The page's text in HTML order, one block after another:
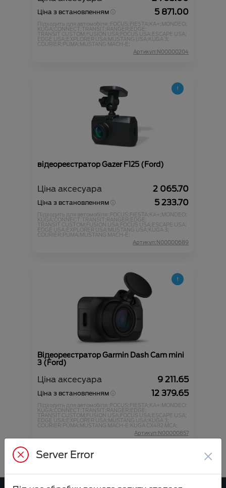
Ціна з встановленням 5 871.00
Підходить для автомобіля :FOCUS;FIESTA;KA+;MONDEO;
KUGA;CONNECT;TRANSIT;RANGER;EDGE;
TRANSIT CUSTOM;FUSION USA;FOCUS USA;ESCAPE USA;
EDGE USA;EXPLORER USA;MUSTANG USA;KUGA 3;
COURIER;PUMA;MUSTANG MACH-E;
Артикул:N00000204
відеореєстратор Gazer F125 (Ford)
Ціна аксесуара 2 065.70
Ціна з встановленням 5 233.70
Підходить для автомобіля :FOCUS;FIESTA;KA+;MONDEO;
KUGA;CONNECT;TRANSIT;RANGER;EDGE;
TRANSIT CUSTOM;FUSION USA;FOCUS USA;ESCAPE USA;
EDGE USA;EXPLORER USA;MUSTANG USA;KUGA 3;
COURIER;PUMA;MUSTANG MACH-E;
Артикул:N00000689
Відеореєстратор Garmin Dash Cam mini
3 (Ford)
Ціна аксесуара 9 211.65
Ціна з встановленням 12 379.65
Підходить для автомобіля :FOCUS;FIESTA;KA+;MONDEO;
KUGA;CONNECT;TRANSIT;RANGER;EDGE;
TRANSIT CUSTOM;FUSION USA;FOCUS USA;ESCAPE USA;
EDGE USA;EXPLORER USA;MUSTANG USA;KUGA 3;
COURIER;PUMA;MUSTANG MACH-E;KUGA CX482 MCA;
Артикул:N00000857
Server Error ×